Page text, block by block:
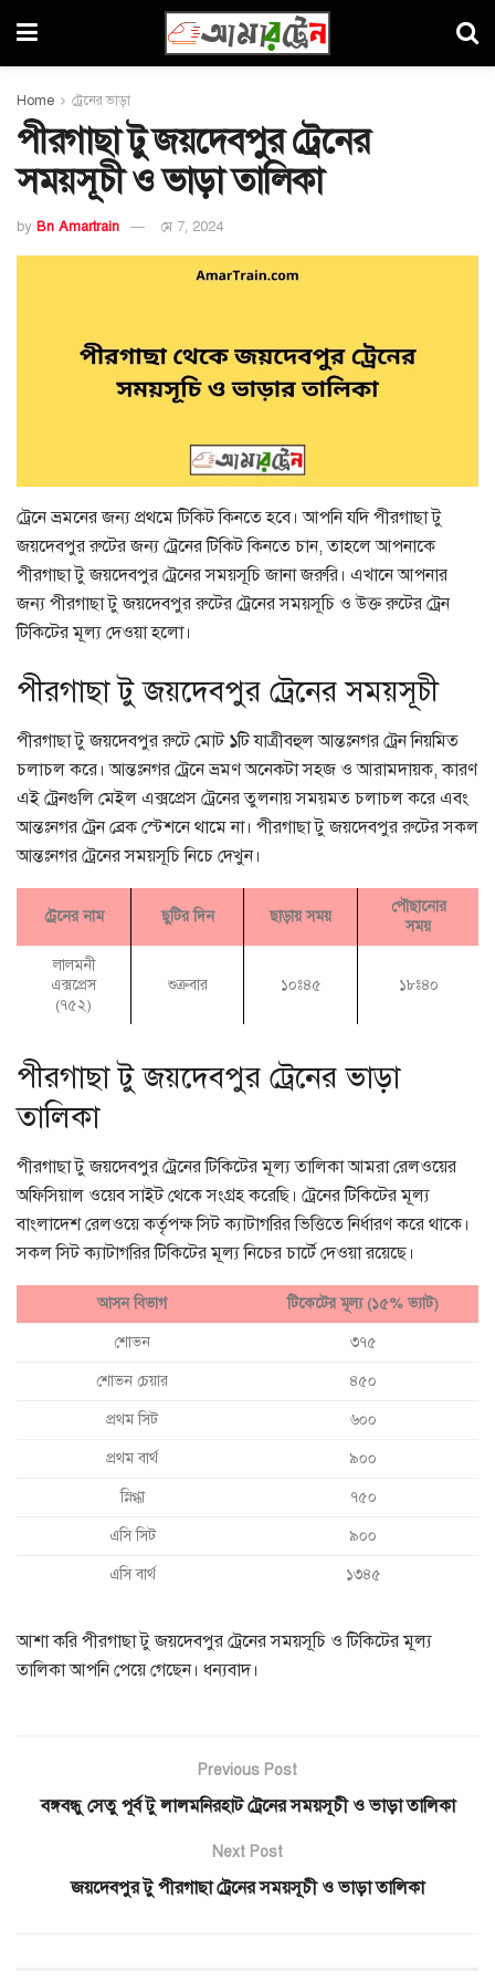
Home ট্রেনের ভাড়া
পীরগাছা টু জয়দেবপুর ট্রেনের
সময়সূচী ও ভাড়া তালিকা
by Bn Amartrain মে 7, 2024
ট্রেনে ভ্রমনের জন্য প্রথমে টিকিট কিনতে হবে। আপনি যদি পীরগাছা টু
জয়দেবপুর রুটের জন্য ট্রেনের টিকিট কিনতে চান, তাহলে আপনাকে
পীরগাছা টু জয়দেবপুর ট্রেনের সময়সূচি জানা জরুরি। এখানে আপনার
জন্য পীরগাছা টু জয়দেবপুর রুটের ট্রেনের সময়সূচি ও উক্ত রুটের ট্রেন
টিকিটের মূল্য দেওয়া হলো।
পীরগাছা টু জয়দেবপুর ট্রেনের সময়সূচী
পীরগাছা টু জয়দেবপুর রুটে মোট ১টি যাত্রীবহুল আন্তঃনগর ট্রেন নিয়মিত
চলাচল করে। আন্তঃনগর ট্রেনে ভ্রমণ অনেকটা সহজ ও আরামদায়ক, কারণ
এই ট্রেনগুলি মেইল এক্সপ্রেস ট্রেনের তুলনায় সময়মত চলাচল করে এবং
আন্তঃনগর ট্রেন ব্রেক স্টেশনে থামে না। পীরগাছা টু জয়দেবপুর রুটের সকল
আন্তঃনগর ট্রেনের সময়সূচি নিচে দেখুন।
ট্রেনের নাম ছুটির দিন ছাড়ায় সময়
পৌছানোর
সময়
লালমনী
এক্সপ্রেস
(৭৫২)
শুক্রবার ১০ঃ৪৫ ১৮ঃ৪০
পীরগাছা টু জয়দেবপুর ট্রেনের ভাড়া
তালিকা
পীরগাছা টু জয়দেবপুর ট্রেনের টিকিটের মূল্য তালিকা আমরা রেলওয়ের
অফিসিয়াল ওয়েব সাইট থেকে সংগ্রহ করেছি। ট্রেনের টিকিটের মূল্য
বাংলাদেশ রেলওয়ে কর্তৃপক্ষ সিট ক্যাটাগরির ভিত্তিতে নির্ধারণ করে থাকে।
সকল সিট ক্যাটাগরির টিকিটের মূল্য নিচের চার্টে দেওয়া রয়েছে।
আসন বিভাগ টিকেটের মূল্য (১৫% ভ্যাট)
শোভন ৩৭৫
শোভন চেয়ার ৪৫০
প্রথম সিট ৬০০
প্রথম বার্থ ৯০০
স্নিগ্ধা ৭৫০
এসি সিট ৯০০
এসি বার্থ ১৩৪৫
আশা করি পীরগাছা টু জয়দেবপুর ট্রেনের সময়সূচি ও টিকিটের মূল্য
তালিকা আপনি পেয়ে গেছেন। ধন্যবাদ।
Previous Post
বঙ্গবন্ধু সেতু পূর্ব টু লালমনিরহাট ট্রেনের সময়সূচী ও ভাড়া তালিকা
Next Post
জয়দেবপুর টু পীরগাছা ট্রেনের সময়সূচী ও ভাড়া তালিকা